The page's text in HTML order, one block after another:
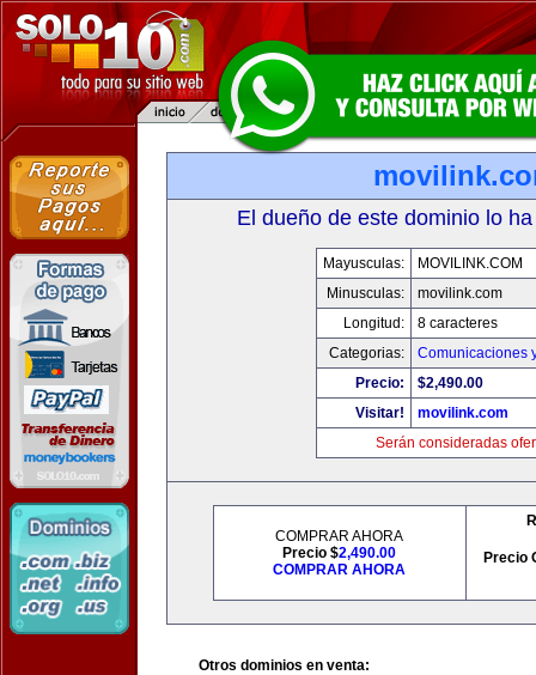
El dueño de este dominio lo
Mayusculas:
MOVILINK.COM
Minusculas:
movilink.com
Longitud:
8 caracteres
Categorias:
Comunicaciones
Precio:
$2,490.00
Visitar!
movilink.com
Serán consideradas
COMPRAR AHORA
Precio $2,490.00
COMPRAR AHORA
Precio
Otros dominios en venta: